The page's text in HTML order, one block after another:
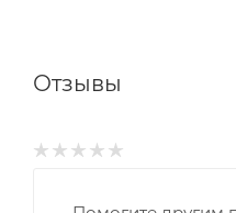
Отзывы